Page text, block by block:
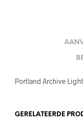
Portland Archive
GERELATEERDE